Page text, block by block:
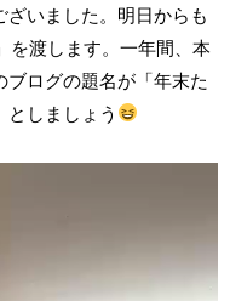
ざいました。明日からも
を渡します。一年間、本
ログの題名が「年末た
しましょう